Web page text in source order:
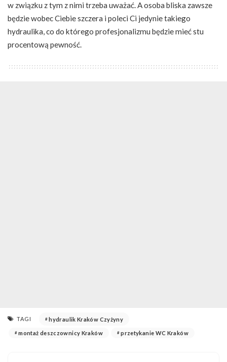
w związku z tym z nimi trzeba uważać. A osoba bliska zawsze
będzie wobec Ciebie szczera i poleci Ci jedynie takiego
hydraulika, co do którego profesjonalizmu będzie mieć stu
procentową pewność.
TAGI hydraulik Kraków Czyżyny
montaż deszczownicy Kraków przetykanie WC Kraków